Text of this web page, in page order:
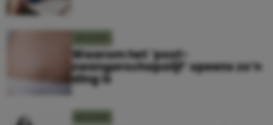
Waarom het ‘post-
zwangerschapslijf’ opeens zo’n
ding is